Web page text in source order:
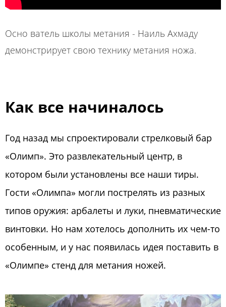
Осно ватель школы метания - Наиль Ахмаду
демонстрирует свою технику метания ножа.
Как все начиналось
Год назад мы спроектировали стрелковый бар
«Олимп». Это развлекательный центр, в
котором были установлены все наши тиры.
Гости «Олимпа» могли пострелять из разных
типов оружия: арбалеты и луки, пневматические
винтовки. Но нам хотелось дополнить их чем-то
особенным, и у нас появилась идея поставить в
«Олимпе» стенд для метания ножей.